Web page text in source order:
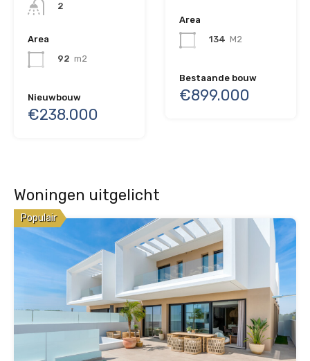
2
Area
92 m2
Nieuwbouw
€238.000
Area
134 M2
Bestaande bouw
€899.000
Woningen uitgelicht
Populair